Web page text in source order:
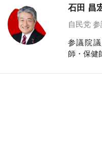
石田 昌
自民党
参議院
師・保健